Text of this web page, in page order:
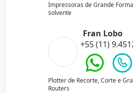
Impressoras de Grande
solvente
Fran Lobo
+55 (11)
Plotter de Recorte, Corte e
Routers